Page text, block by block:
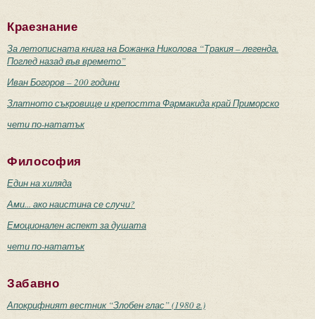
Краезнание
За летописната книга на Божанка Николова “Тракия – легенда.
Поглед назад във времето”
Иван Богоров – 200 години
Златното съкровище и крепостта Фармакида край Приморско
чети по-нататък
Философия
Един на хиляда
Ами... ако наистина се случи?
Емоционален аспект за душата
чети по-нататък
Забавно
Апокрифният вестник “Злобен глас” (1980 г.)